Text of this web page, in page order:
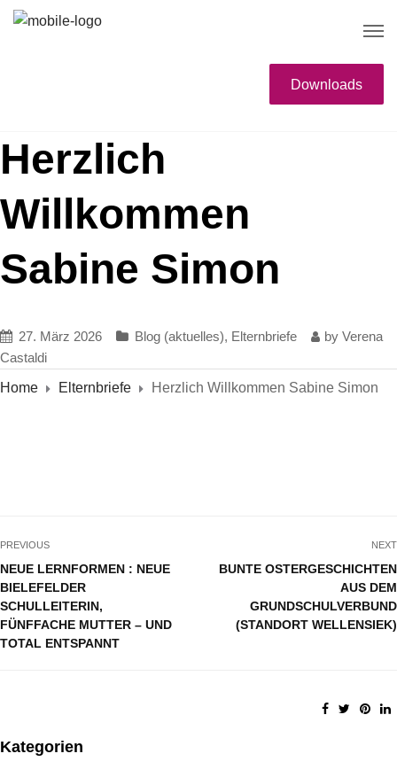
Downloads
Herzlich
Willkommen
Sabine Simon
27. März 2026 Blog (aktuelles), Elternbriefe by Verena
Castaldi
Home
Elternbriefe Herzlich Willkommen Sabine Simon
PREVIOUS
NEUE LERNFORMEN : NEUE
BIELEFELDER
SCHULLEITERIN,
FÜNFFACHE MUTTER – UND
TOTAL ENTSPANNT
NEXT
BUNTE OSTERGESCHICHTEN
AUS DEM
GRUNDSCHULVERBUND
(STANDORT WELLENSIEK)
Kategorien